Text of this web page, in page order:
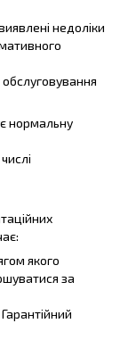
недоліки
обслуговування
нормальну
якого
за